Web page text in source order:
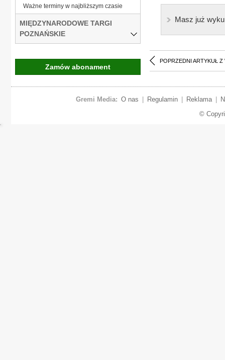
Masz już
POPRZEDNI ARTYKUŁ Z
Ważne terminy w najbliższym czasie
MIĘDZYNARODOWE TARGI
POZNAŃSKIE
Zamów abonament
Gremi Media: O nas Regulamin Reklama
©